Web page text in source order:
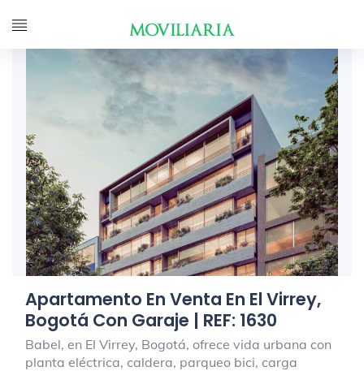
Apartamento En Venta En El Virrey,
Bogotá Con Garaje | REF: 1630
Babel, en El Virrey, Bogotá, ofrece vida urbana con
planta eléctrica, caldera, parqueo bici, carga